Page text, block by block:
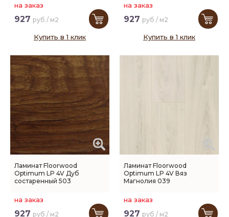
на заказ
927 руб / м2
Купить в 1 клик
на заказ
927 руб / м2
Купить в 1 клик
Ламинат Floorwood
Optimum LP 4V Дуб
состаренный 503
на заказ
927 руб / м2
Ламинат Floorwood
Optimum LP 4V Вяз
Магнолия 039
на заказ
927 руб / м2